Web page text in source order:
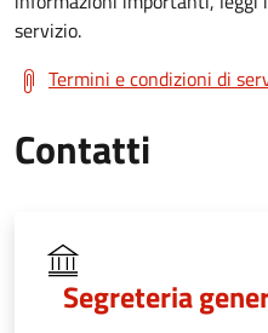
servizio.
Termini e condizioni di
Contatti
Segreteria